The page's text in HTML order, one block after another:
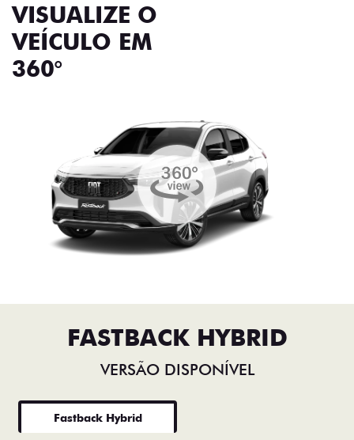
VISUALIZE O
VEÍCULO EM
360°
FASTBACK HYBRID
VERSÃO DISPONÍVEL
Fastback Hybrid